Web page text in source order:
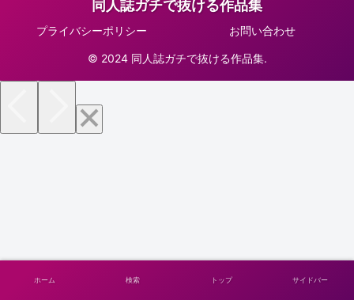
同人誌ガチで抜ける作品集
プライバシーポリシー お問い合わせ
© 2024 同人誌ガチで抜ける作品集.
ホーム 検索 トップ サイドバー